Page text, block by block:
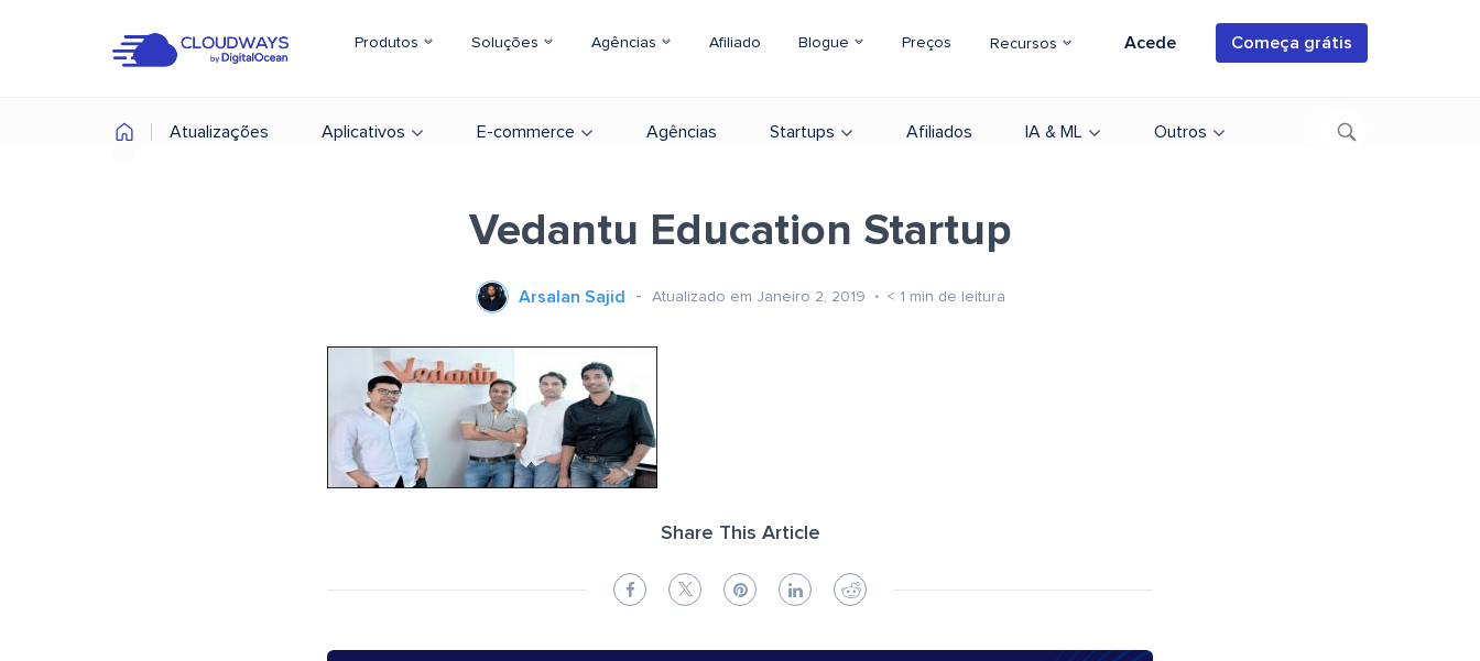
Produtos Soluções Agências Afiliado Blogue Preços Recursos Acede Começa grátis
Atualizações Aplicativos E-commerce Agências Startups Afiliados IA & ML Outros
Vedantu Education Startup
Arsalan Sajid Atualizado em Janeiro 2, 2019 < 1 min de leitura
Share This Article